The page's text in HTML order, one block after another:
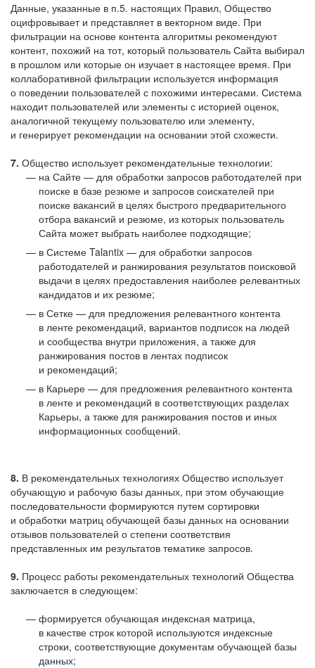
Данные, указанные в п.5. настоящих Правил, Общество
оцифровывает и представляет в векторном виде. При
фильтрации на основе контента алгоритмы рекомендуют
контент, похожий на тот, который пользователь Сайта выбирал
в прошлом или которые он изучает в настоящее время. При
коллаборативной фильтрации используется информация
о поведении пользователей с похожими интересами. Система
находит пользователей или элементы с историей оценок,
аналогичной текущему пользователю или элементу,
и генерирует рекомендации на основании этой схожести.
7. Общество использует рекомендательные технологии:
на Сайте — для обработки запросов работодателей при
поиске в базе резюме и запросов соискателей при
поиске вакансий в целях быстрого предварительного
отбора вакансий и резюме, из которых пользователь
Сайта может выбрать наиболее подходящие;
в Системе Talantix — для обработки запросов
работодателей и ранжирования результатов поисковой
выдачи в целях предоставления наиболее релевантных
кандидатов и их резюме;
в Сетке — для предложения релевантного контента
в ленте рекомендаций, вариантов подписок на людей
и сообщества внутри приложения, а также для
ранжирования постов в лентах подписок
и рекомендаций;
в Карьере — для предложения релевантного контента
в ленте и рекомендаций в соответствующих разделах
Карьеры, а также для ранжирования постов и иных
информационных сообщений.
8. В рекомендательных технологиях Общество использует
обучающую и рабочую базы данных, при этом обучающие
последовательности формируются путем сортировки
и обработки матриц обучающей базы данных на основании
отзывов пользователей о степени соответствия
представленных им результатов тематике запросов.
9. Процесс работы рекомендательных технологий Общества
заключается в следующем:
формируется обучающая индексная матрица,
в качестве строк которой используются индексные
строки, соответствующие документам обучающей базы
данных;